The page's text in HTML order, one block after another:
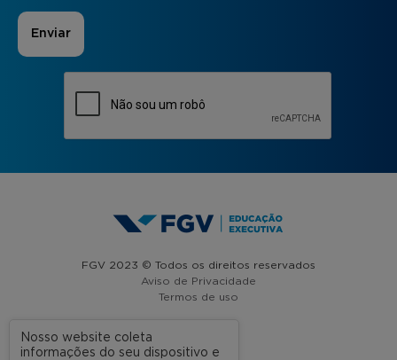
FGV 2023 © Todos os direitos reservados
Aviso de Privacidade
Termos de uso
A FGV
Nosso website coleta
informações do seu dispositivo e